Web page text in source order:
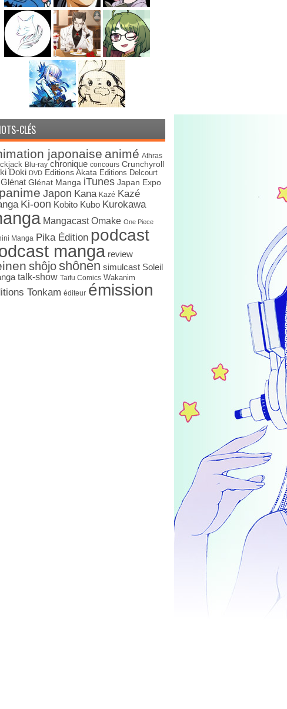
CLÉS
japonaise animé Athras
Blu-ray chronique concours Crunchyroll
Doki DVD Editions Akata Editions Delcourt
Glénat Glénat Manga iTunes Japan Expo
Japon Kana Kazé Kazé
Ki-oon Kobito Kubo Kurokawa
Mangacast Omake One Piece
Manga Pika Édition podcast
manga review
shôjoshônen simulcast Soleil
talk-show Taïfu Comics Wakanim
Tonkam éditeur émission